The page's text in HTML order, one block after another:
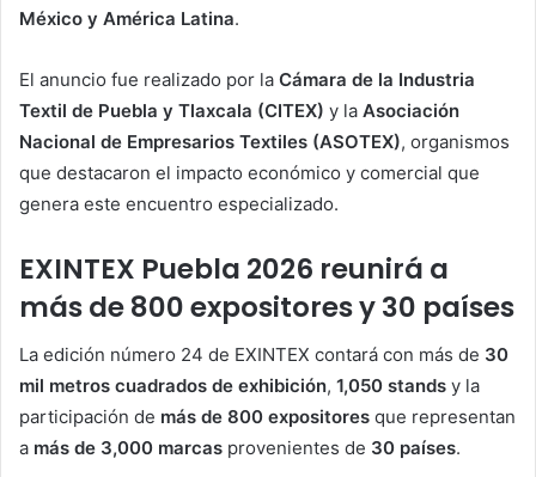
México y América Latina.
El anuncio fue realizado por la Cámara de la Industria
Textil de Puebla y Tlaxcala (CITEX) y la Asociación
Nacional de Empresarios Textiles (ASOTEX), organismos
que destacaron el impacto económico y comercial que
genera este encuentro especializado.
EXINTEX Puebla 2026 reunirá a
más de 800 expositores y 30 países
La edición número 24 de EXINTEX contará con más de 30
mil metros cuadrados de exhibición, 1,050 stands y la
participación de más de 800 expositores que representan
a más de 3,000 marcas provenientes de 30 países.